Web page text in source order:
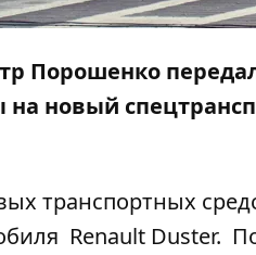
Порошенко
новый
транспортных
Renault Duster.